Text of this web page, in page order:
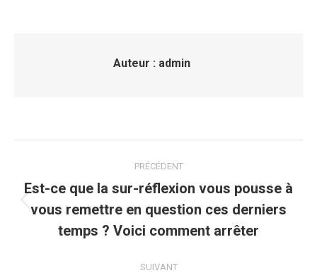
Auteur : admin
PRÉCÉDENT
Article
précédent
Est-ce que la sur-réflexion vous pousse à
vous remettre en question ces derniers
temps ? Voici comment arrêter
SUIVANT